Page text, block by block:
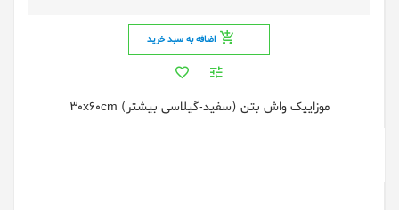
اضافه به سبد خرید
موزاییک واش بتن (سفید-گیلاسی بیشتر) 30x60cm